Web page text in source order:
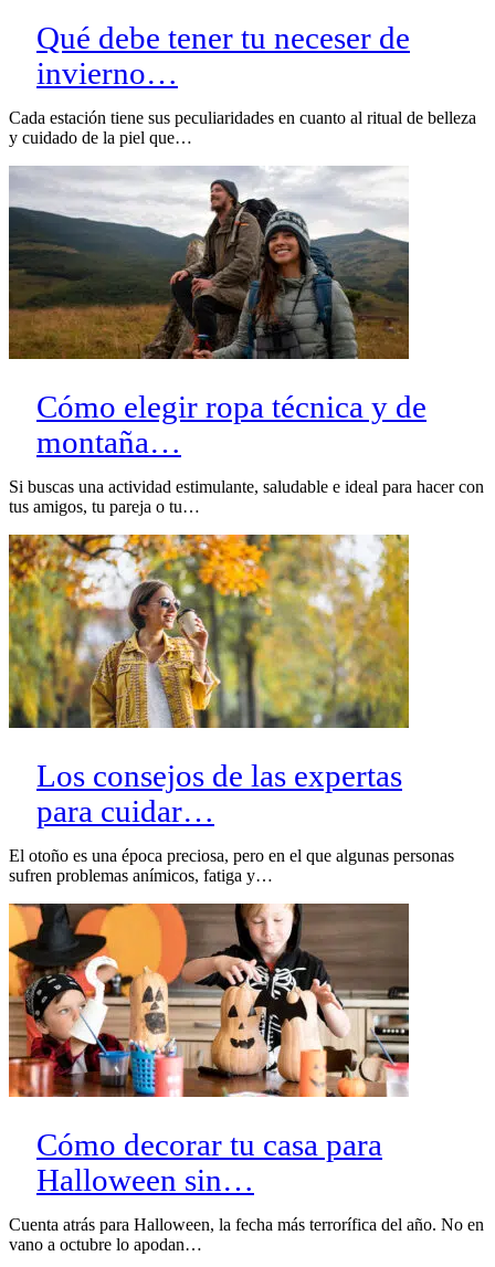
Qué debe tener tu neceser de
invierno…
Cada estación tiene sus peculiaridades en cuanto al ritual de belleza
y cuidado de la piel que…
Cómo elegir ropa técnica y de
montaña…
Si buscas una actividad estimulante, saludable e ideal para hacer con
tus amigos, tu pareja o tu…
Los consejos de las expertas
para cuidar…
El otoño es una época preciosa, pero en el que algunas personas
sufren problemas anímicos, fatiga y…
Cómo decorar tu casa para
Halloween sin…
Cuenta atrás para Halloween, la fecha más terrorífica del año. No en
vano a octubre lo apodan…